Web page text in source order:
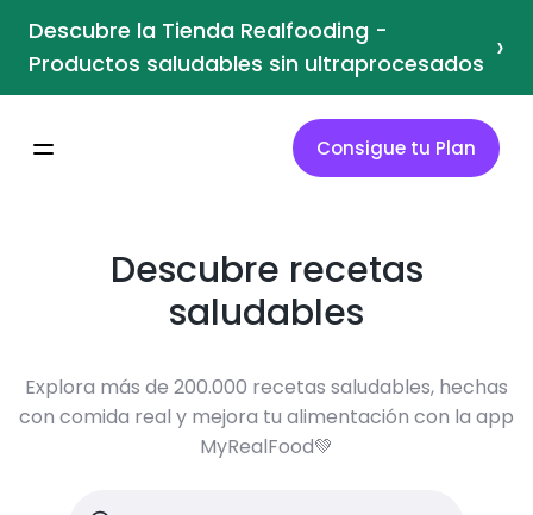
Descubre la Tienda Realfooding -
Productos saludables sin ultraprocesados ›
Consigue tu Plan
Descubre recetas
saludables
Explora más de 200.000 recetas saludables, hechas
con comida real y mejora tu alimentación con la app
MyRealFood💚